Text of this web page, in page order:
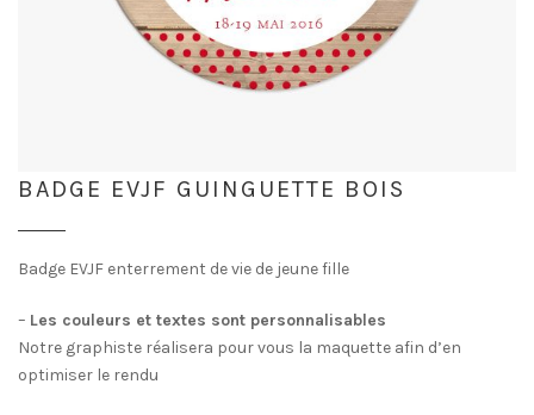
BADGE EVJF GUINGUETTE BOIS
Badge EVJF enterrement de vie de jeune fille
– Les couleurs et textes sont personnalisables
Notre graphiste réalisera pour vous la maquette afin d’en
optimiser le rendu